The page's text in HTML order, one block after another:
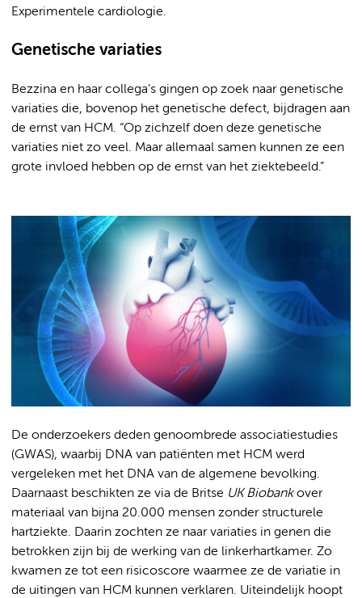
Experimentele cardiologie.
Genetische variaties
Bezzina en haar collega’s gingen op zoek naar genetische
variaties die, bovenop het genetische defect, bijdragen aan
de ernst van HCM. “Op zichzelf doen deze genetische
variaties niet zo veel. Maar allemaal samen kunnen ze een
grote invloed hebben op de ernst van het ziektebeeld.”
De onderzoekers deden genoombrede associatiestudies
(GWAS), waarbij DNA van patiënten met HCM werd
vergeleken met het DNA van de algemene bevolking.
Daarnaast beschikten ze via de Britse UK Biobankover
materiaal van bijna 20.000 mensen zonder structurele
hartziekte. Daarin zochten ze naar variaties in genen die
betrokken zijn bij de werking van de linkerhartkamer. Zo
kwamen ze tot een risicoscore waarmee ze de variatie in
de uitingen van HCM kunnen verklaren. Uiteindelijk hoopt